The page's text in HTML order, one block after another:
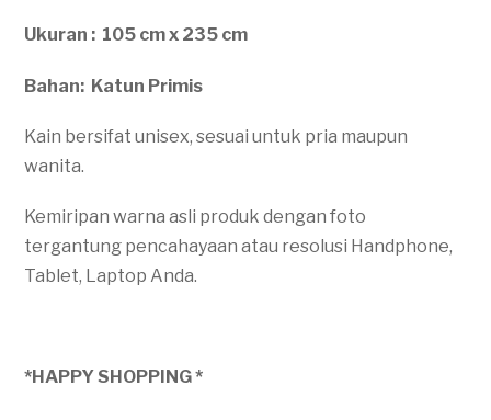
Ukuran : 105 cm x 235 cm
Bahan: Katun Primis
Kain bersifat unisex, sesuai untuk pria maupun
wanita.
Kemiripan warna asli produk dengan foto
tergantung pencahayaan atau resolusi Handphone,
Tablet, Laptop Anda.
*HAPPY SHOPPING *